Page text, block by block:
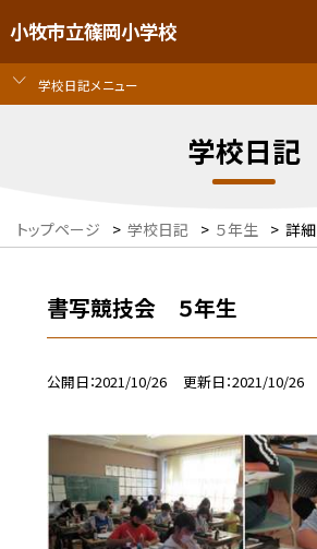
小牧市立篠岡小学校
学校日記メニュー
学校日記
トップページ > 学校日記 > ５年生 > 詳細
書写競技会 ５年生
公開日 2021/10/26 更新日 2021/10/26